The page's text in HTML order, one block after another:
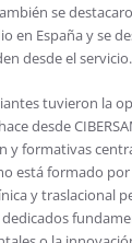
se
en España y se
desde el servicio.
tuvieron la
desde
y formativas
está formado
y traslacional